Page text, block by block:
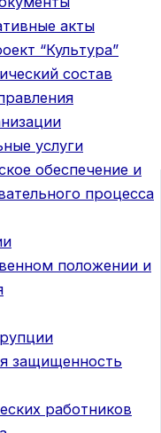
акты
“Культура”
состав
услуги
обеспечение и
процесса
положении и
защищенность
работников